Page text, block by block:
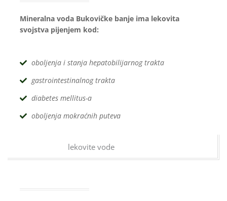
Mineralna voda Bukovičke banje ima lekovita
svojstva pijenjem kod:
oboljenja i stanja hepatobilijarnog trakta
gastrointestinalnog trakta
diabetes mellitus-a
oboljenja mokraćnih puteva